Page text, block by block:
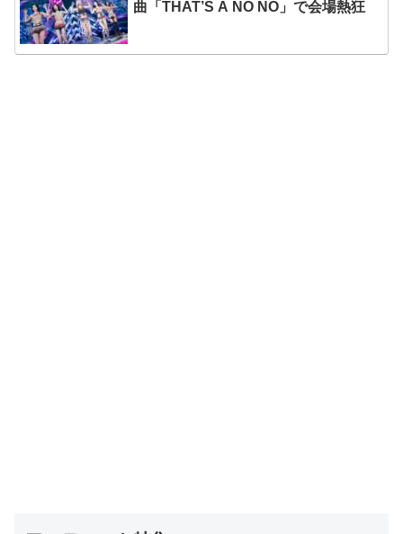
曲「THAT’S A NO NO」で会場熱狂